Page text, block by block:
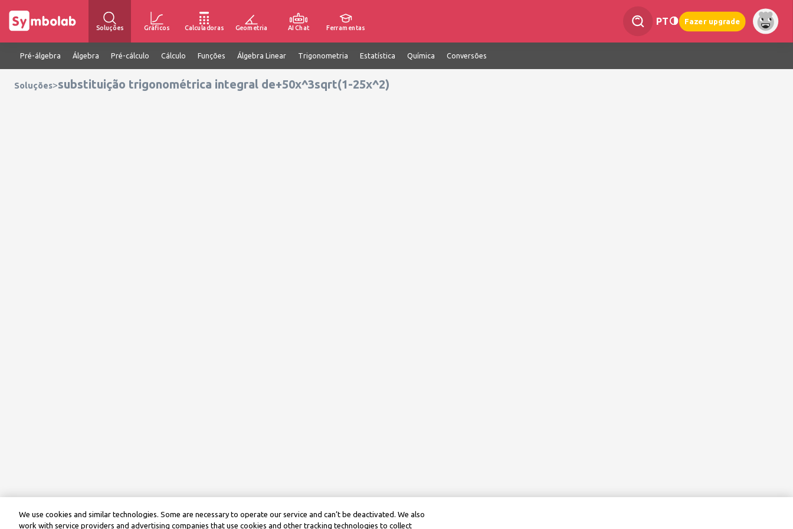
Soluções Gráficos Calculadoras Geometria AI Chat Ferramentas
PT Fazer upgrade
Pré-álgebra Álgebra Pré-cálculo Cálculo Funções Álgebra Linear Trigonometria Estatística Química Conversões
Soluções>substituição trigonométrica integral de+50x^3sqrt(1-25x^2)
We use cookies and similar technologies. Some are necessary to operate our service and can’t be deactivated. We also
work with service providers and advertising companies that use cookies and other tracking technologies to collect